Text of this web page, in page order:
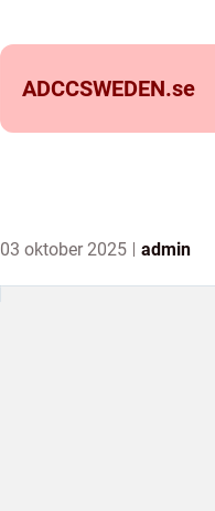
ADCCSWEDEN.se
03 oktober 2025 admin